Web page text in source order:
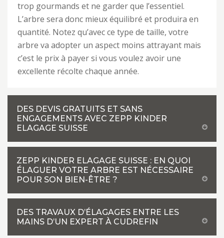
trop gourmands et ne garder que l’essentiel.
L’arbre sera donc mieux équilibré et produira en
quantité. Notez qu’avec ce type de taille, votre
arbre va adopter un aspect moins attrayant mais
c’est le prix à payer si vous voulez avoir une
excellente récolte chaque année.
DES DEVIS GRATUITS ET SANS
ENGAGEMENTS AVEC ZEPP KINDER
ELAGAGE SUISSE
ZEPP KINDER ELAGAGE SUISSE : EN QUOI
ÉLAGUER VOTRE ARBRE EST NÉCESSAIRE
POUR SON BIEN-ÊTRE ?
DES TRAVAUX D’ÉLAGAGES ENTRE LES
MAINS D’UN EXPERT À CUDREFIN